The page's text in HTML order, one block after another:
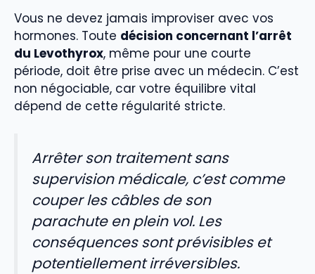
Vous ne devez jamais improviser avec vos
hormones. Toute décision concernant l’arrêt
du Levothyrox, même pour une courte
période, doit être prise avec un médecin. C’est
non négociable, car votre équilibre vital
dépend de cette régularité stricte.
Arrêter son traitement sans
supervision médicale, c’est comme
couper les câbles de son
parachute en plein vol. Les
conséquences sont prévisibles et
potentiellement irréversibles.